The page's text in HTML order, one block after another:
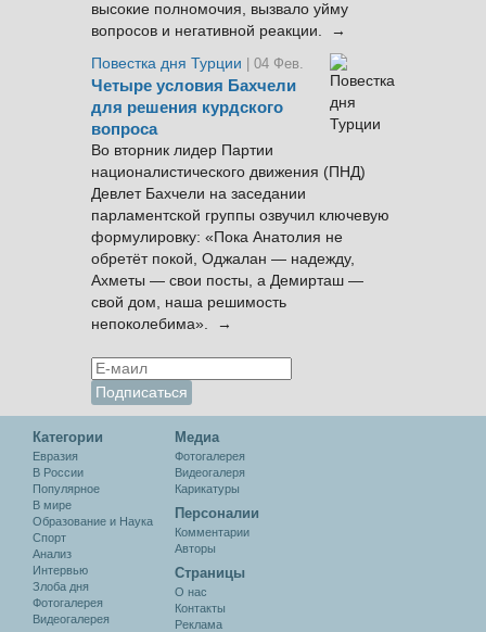
высокие полномочия, вызвало уйму
вопросов и негативной реакции. →
Повестка дня Турции
| 04 Фев.
Четыре условия Бахчели
для решения курдского
вопроса
Во вторник лидер Партии
националистического движения (ПНД)
Девлет Бахчели на заседании
парламентской группы озвучил ключевую
формулировку: «Пока Анатолия не
обретёт покой, Оджалан — надежду,
Ахметы — свои посты, а Демирташ —
свой дом, наша решимость
непоколебима». →
Категории
Евразия
В России
Популярное
В мире
Образование и Наука
Спорт
Анализ
Интервью
Злоба дня
Фотогалерея
Видеогалерея
Медиа
Фотогалерея
Видеогалеря
Карикатуры
Персоналии
Комментарии
Авторы
Cтраницы
О нас
Контакты
Реклама